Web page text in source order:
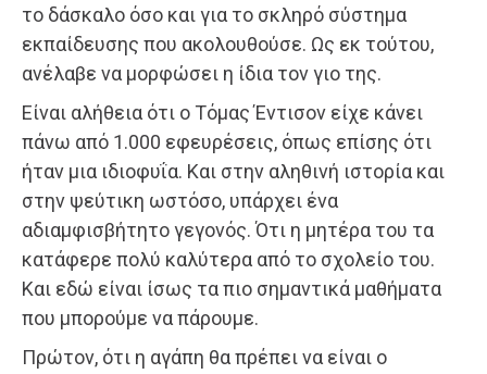
το δάσκαλο όσο και για το σκληρό σύστημα
εκπαίδευσης που ακολουθούσε. Ως εκ τούτου,
ανέλαβε να μορφώσει η ίδια τον γιο της.
Είναι αλήθεια ότι ο Τόμας Έντισον είχε κάνει
πάνω από 1.000 εφευρέσεις, όπως επίσης ότι
ήταν μια ιδιοφυΐα. Και στην αληθινή ιστορία και
στην ψεύτικη ωστόσο, υπάρχει ένα
αδιαμφισβήτητο γεγονός. Ότι η μητέρα του τα
κατάφερε πολύ καλύτερα από το σχολείο του.
Και εδώ είναι ίσως τα πιο σημαντικά μαθήματα
που μπορούμε να πάρουμε.
Πρώτον, ότι η αγάπη θα πρέπει να είναι ο